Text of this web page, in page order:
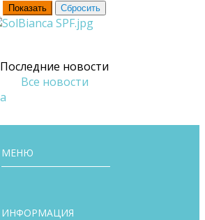
Последние новости
Все новости
МЕНЮ
ИНФОРМАЦИЯ